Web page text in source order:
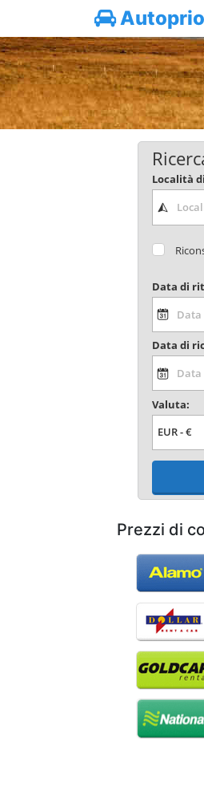
Località
Data di
Data di
Valuta:
Prezzi di